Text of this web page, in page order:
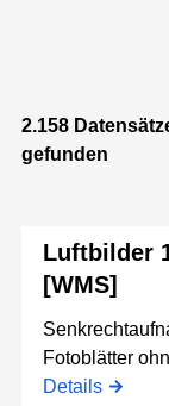
2.158
gefunden
Luftbilder
[WMS]
Fotoblätter
Details